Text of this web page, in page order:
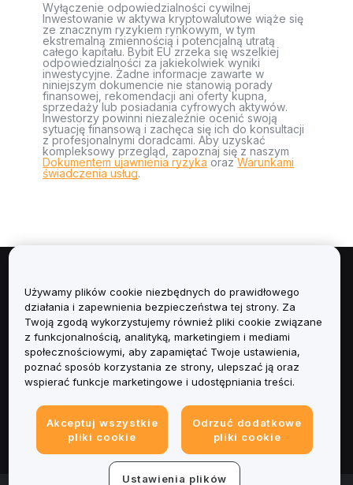
Wyłączenie odpowiedzialności cywilnej
Inwestowanie w aktywa kryptowalutowe wiąże się
ze znacznym ryzykiem rynkowym, w tym
ekstremalną zmiennością i potencjalną utratą
całego kapitału. Bybit EU zrzeka się wszelkiej
odpowiedzialności za jakiekolwiek wyniki
inwestycyjne. Żadne informacje zawarte w
niniejszym dokumencie nie stanowią porady
finansowej, rekomendacji ani oferty kupna,
sprzedaży lub posiadania cyfrowych aktywów.
Inwestorzy powinni niezależnie ocenić swoją
sytuację finansową i zachęca się ich do konsultacji
z profesjonalnymi doradcami. Aby uzyskać
kompleksowy przegląd, zapoznaj się z naszym
Dokumentem ujawnienia ryzyka orazWarunkami
świadczenia usług.
Informacje
Usługi
Obsługa Klienta
Informacje prawne
Używamy plików cookie niezbędnych do prawidłowego
działania i zapewnienia bezpieczeństwa tej strony. Za
Twoją zgodą wykorzystujemy również pliki cookie związane
z funkcjonalnością, analityką, marketingiem i mediami
społecznościowymi, aby zapamiętać Twoje ustawienia,
poznać sposób korzystania ze strony, ulepszać ją oraz
wspierać funkcje marketingowe i udostępniania treści.
Akceptuj wszystkie
pliki cookie
Odrzuć dodatkowe
pliki cookie
Ustawienia plików